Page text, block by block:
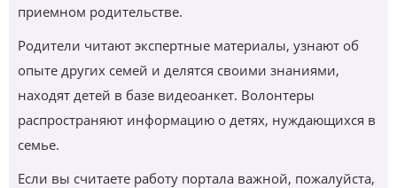
приемном родительстве.
Родители читают экспертные материалы, узнают об
опыте других семей и делятся своими знаниями,
находят детей в базе видеоанкет. Волонтеры
распространяют информацию о детях, нуждающихся в
семье.
Если вы считаете работу портала важной, пожалуйста,